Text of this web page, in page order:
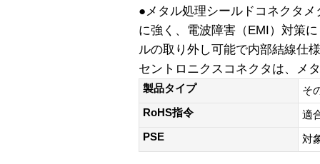
●メタル処理シールドコネクタ
に強く、電波障害（EMI）対策
ルの取り外し可能で内部結線仕
セントロニクスコネクタは、メ
製品タイプ
そ
RoHS指令
適
PSE
対